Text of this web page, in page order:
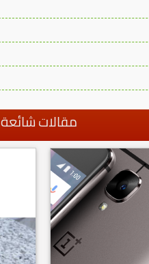
مقالات شائعة